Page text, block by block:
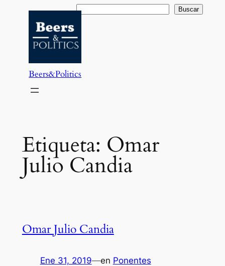
contenido
Buscar Buscar
Beers&Politics
Etiqueta: Omar
Julio Candia
Omar Julio Candia
Ene 31, 2019—en Ponentes